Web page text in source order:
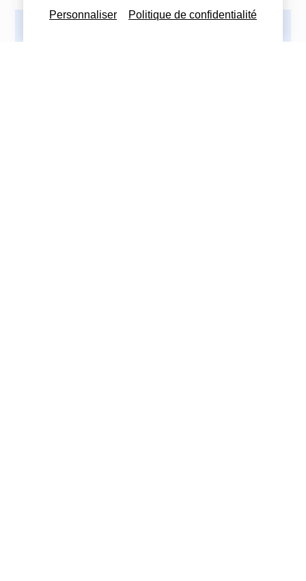
Personnaliser Politique de confidentialité